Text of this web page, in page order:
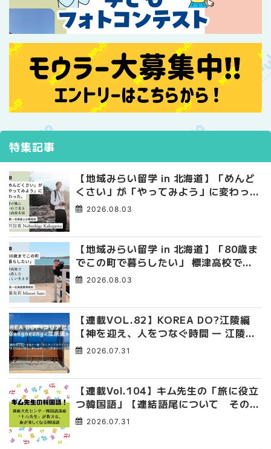
特集記事
【地域みらい留学 in 北海道】「めんど
くさい」が「やってみよう」に変わっ
た。 十勝の風に吹かれて走る、僕の泥
2026.08.03
【地域みらい留学 in 北海道】「80歳ま
でこの町で暮らしたい」 標津高校で踏
み出した、私らしい生き方
2026.08.03
【連載VOL.82】KOREA DO?江陵編
【神を迎え、人をつなぐ時間 ― 江陵端
午祭 】
2026.07.31
【連載Vol.104】キム先生の「旅に役立
つ韓国語」【連結語尾について その
4】2026.07.31